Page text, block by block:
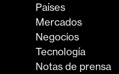
Países
Mercados
Negocios
Tecnología
Notas de prensa